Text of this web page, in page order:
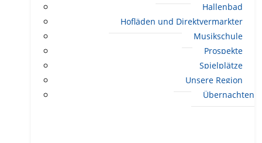
Hallenbad
Hofläden und Direktvermarkter
Musikschule
Prospekte
Spielplätze
Unsere Region
Übernachten